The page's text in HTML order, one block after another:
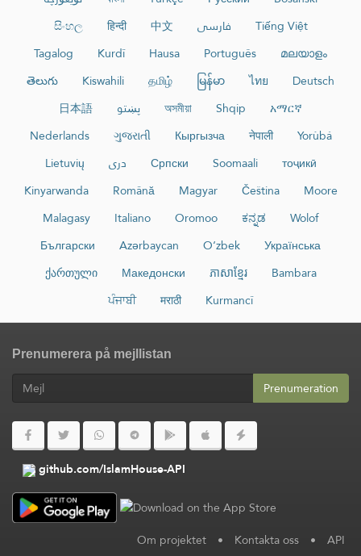
සිංහල
हिन्दी 中文 فارسی
Tiếng Việt
Tagalog
Kurdî Hausa Português
മലയാളം
తెలుగు
Kiswahili தமிழ் မြန်မာ ไทย
Deutsch
日本語
پښتو অসমীয়া Shqip
አማርኛ
Nederlands
ગુજરાતી Кыргызча नेपाली
Yorùbá
Lietuvių
دری Српски Soomaali
тоҷикӣ
Kinyarwanda
Română Magyar Čeština
Moore
Malagasy
Italiano Oromoo ಕನ್ನಡ
Wolof
Български
Azərbaycan O‘zbek
Українська
ქართული
Македонски ភាសាខ្មែរ
Bambara
ਪੰਜਾਬੀ
मराठी Kurmancî
Prenumerera på mejllistan
Prenumeration
github.com/IslamHouse-API
Om projektet • Kontakta oss • API